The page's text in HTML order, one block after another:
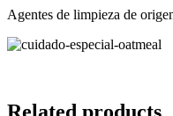
Agentes de limpieza de